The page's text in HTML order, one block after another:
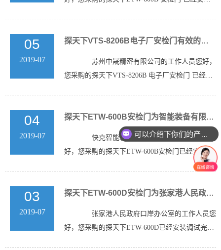
05
2019-07
探天下VTS-8206B电子厂安检门有效的探测金属制品
苏州中晟精密有限公司的工作人员您好，
您采购的探天下VTS-8206B 电子厂安检门 已经安
04
2019-07
探天下ETW-600B安检门为智能装备有限公司添砖加瓦
快克智能装备股份有限公司的工作人员您
好，您采购的探天下ETW-600B安检门已经安装调
03
2019-07
探天下ETW-600D安检门为张家港人民政府办公室保驾护航
张家港人民政府口岸办公室的工作人员您
好，您采购的探天下ETW-600D已经安装调试完
可以介绍下你们的产品么